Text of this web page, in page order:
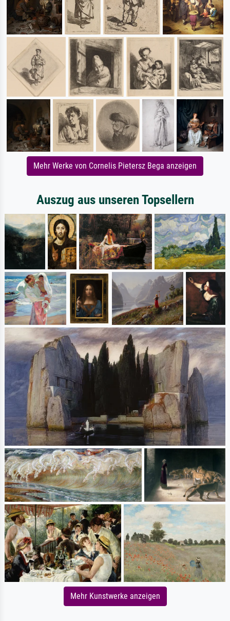
Mehr Werke von Cornelis Pietersz Bega anzeigen
Auszug aus unseren Topsellern
Mehr Kunstwerke anzeigen